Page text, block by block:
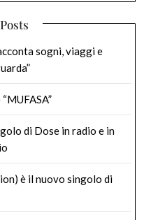
sogni, viaggi e
di Dose in radio e in
è il nuovo singolo di